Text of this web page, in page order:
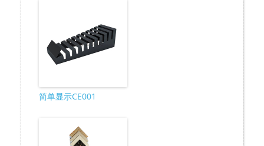
简单显示CE001